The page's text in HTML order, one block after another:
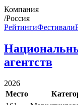
Компания
/Россия
РейтингиФестивали
агентств
2026
Место